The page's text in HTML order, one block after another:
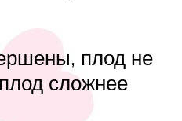
плод не
сложнее